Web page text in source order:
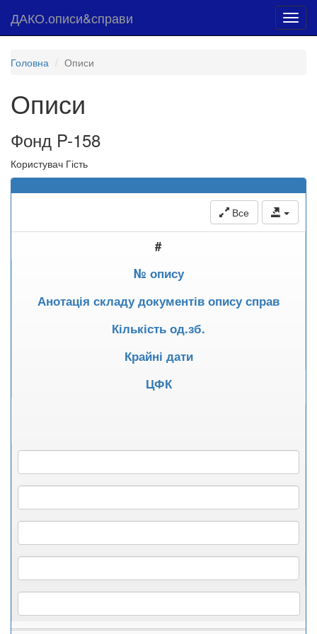
ДАКО.описи&справи
Головна Описи
Описи
Фонд P-158
Користувач Гість
Все
#
№ опису
Анотація складу документів опису справ
Кількість од.зб.
Крайні дати
ЦФК